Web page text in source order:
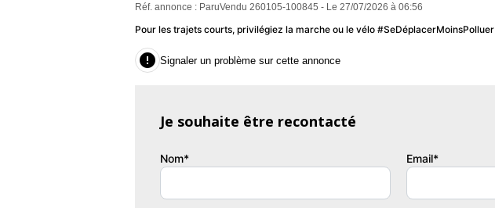
- Type distribution : chaîne,
- Nombre de roues motrices : 4,
- jantes aluminium,
- attelage,
- projecteurs xénon,
- ABS,
Réf. annonce : ParuVendu 260105-100845 - Le 27/07/2026 à 06:56
Pour les trajets courts, privilégiez la marche ou le vélo #SeDéplacerMoinsPolluer
 Signaler un problème sur cette annonce
Je souhaite être recontacté
Nom* Email*